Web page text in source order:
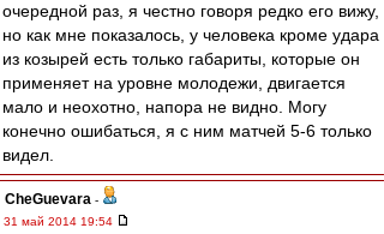
очередной раз, я честно говоря редко его вижу,
но как мне показалось, у человека кроме удара
из козырей есть только габариты, которые он
применяет на уровне молодежи, двигается
мало и неохотно, напора не видно. Могу
конечно ошибаться, я с ним матчей 5-6 только
видел.
CheGuevara -
31 май 2014 19:54